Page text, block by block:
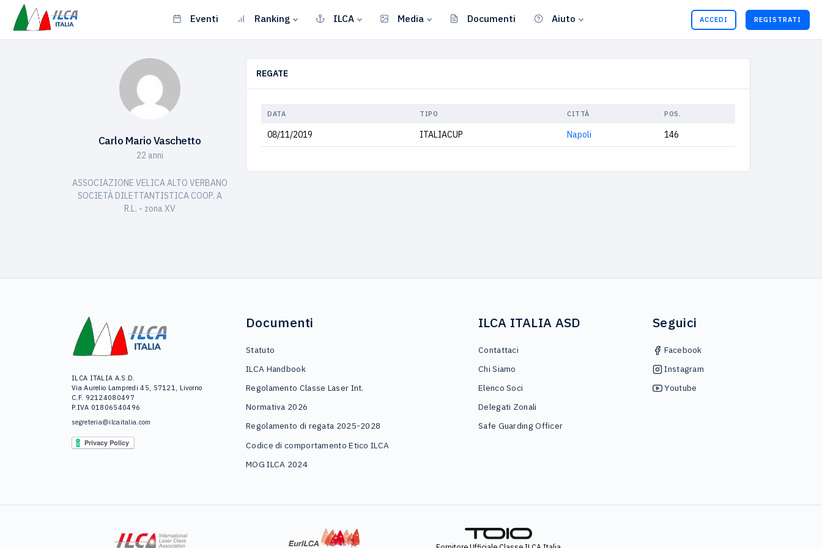
Eventi Ranking ILCA Media Documenti Aiuto ACCEDI REGISTRATI
Carlo Mario Vaschetto
22 anni
ASSOCIAZIONE VELICA ALTO VERBANO
SOCIETÀ DILETTANTISTICA COOP. A
R.L. - zona XV
REGATE
DATA TIPO CITTÀ POS.
08/11/2019 ITALIACUP Napoli 146
ILCA ITALIA A.S.D.
Via Aurelio Lampredi 45, 57121, Livorno
C.F. 92124080497
P.IVA 01806540496
segreteria@ilcaitalia.com
Documenti
Statuto
ILCA Handbook
Regolamento Classe Laser Int.
Normativa 2026
Regolamento di regata 2025-2028
Codice di comportamento Etico ILCA
MOG ILCA 2024
ILCA ITALIA ASD
Contattaci
Chi Siamo
Elenco Soci
Delegati Zonali
Safe Guarding Officer
Seguici
Facebook
Instagram
Youtube